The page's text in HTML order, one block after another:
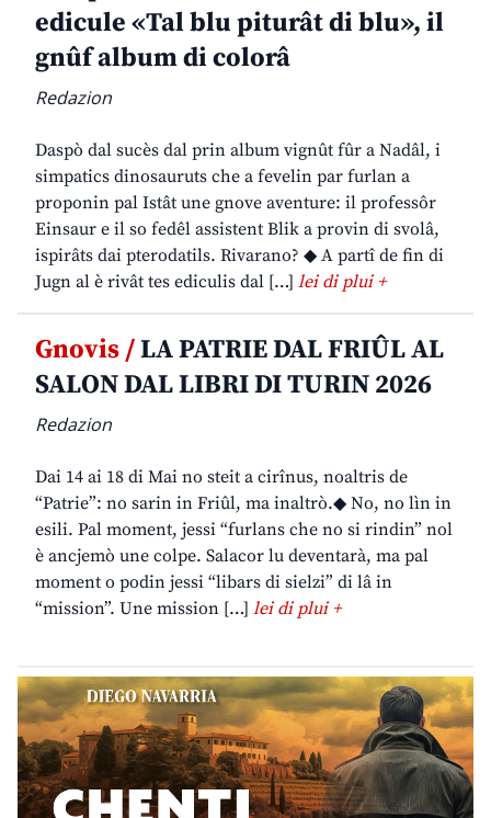
edicule «Tal blu piturât di blu», il
gnûf album di colorâ
Redazion
Daspò dal sucès dal prin album vignût fûr a Nadâl, i
simpatics dinosauruts che a fevelin par furlan a
proponin pal Istât une gnove aventure: il professôr
Einsaur e il so fedêl assistent Blik a provin di svolâ,
ispirâts dai pterodatils. Rivarano? ◆ A partî de fin di
Jugn al è rivât tes ediculis dal […] lei di plui +
Gnovis /LA PATRIE DAL FRIÛL AL
SALON DAL LIBRI DI TURIN 2026
Redazion
Dai 14 ai 18 di Mai no steit a cirînus, noaltris de
“Patrie”: no sarin in Friûl, ma inaltrò.◆ No, no lìn in
esili. Pal moment, jessi “furlans che no si rindin” nol
è ancjemò une colpe. Salacor lu deventarà, ma pal
moment o podin jessi “libars di sielzi” di lâ in
“mission”. Une mission […] lei di plui +